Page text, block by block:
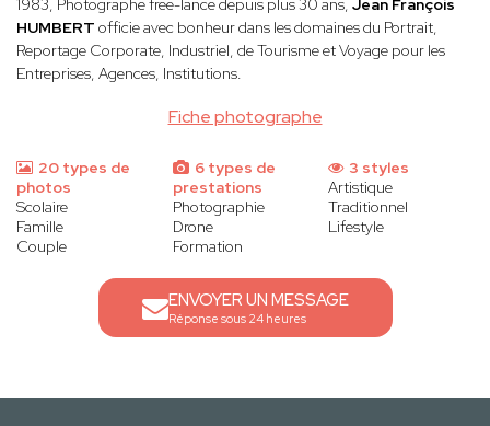
Fiche photographe
1983, Photographe free-lance depuis plus 30 ans, Jean François
HUMBERT officie avec bonheur dans les domaines du Portrait,
Reportage Corporate, Industriel, de Tourisme et Voyage pour les
Entreprises, Agences, Institutions.
20 types de
photos
Scolaire
Famille
Couple
6 types de
prestations
Photographie
Drone
Formation
3 styles
Artistique
Traditionnel
Lifestyle
ENVOYER UN MESSAGE
Réponse sous 24 heures